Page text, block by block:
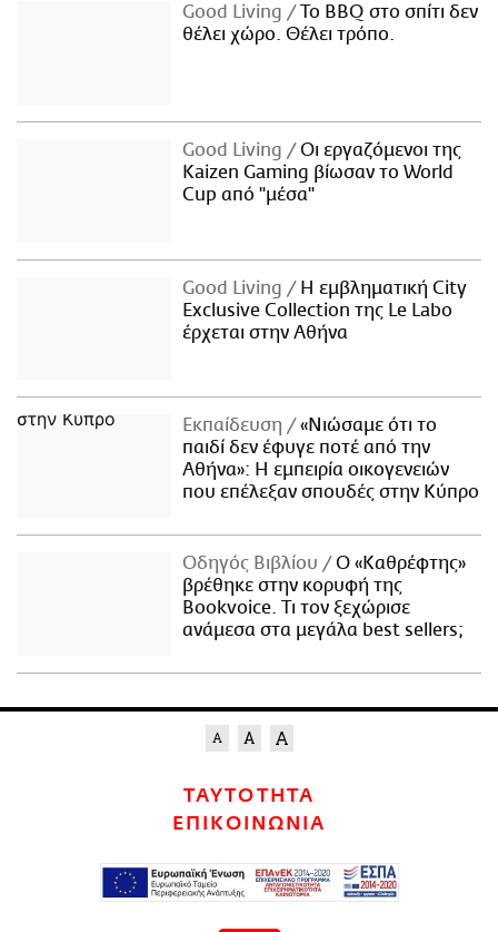
Good Living
Το BBQ στο σπίτι δεν
θέλει χώρο. Θέλει τρόπο.
Good Living
Οι εργαζόμενοι της
Kaizen Gaming βίωσαν το World
Cup από "μέσα"
Good Living
Η εμβληματική City
Exclusive Collection της Le Labo
έρχεται στην Αθήνα
Εκπαίδευση
«Νιώσαμε ότι το
παιδί δεν έφυγε ποτέ από την
Αθήνα»: Η εμπειρία οικογενειών
που επέλεξαν σπουδές στην Κύπρο
Οδηγός Βιβλίου
Ο «Καθρέφτης»
βρέθηκε στην κορυφή της
Bookvoice. Τι τον ξεχώρισε
ανάμεσα στα μεγάλα best sellers;
ΤΑΥΤΟΤΗΤΑ
ΕΠΙΚΟΙΝΩΝΙΑ